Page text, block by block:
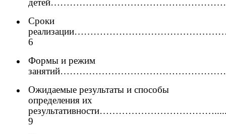
Сроки
6
Формы и режим
Ожидаемые результаты и способы
определения их
9